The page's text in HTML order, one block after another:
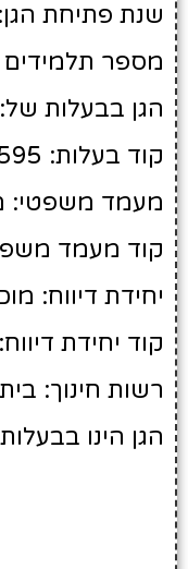
שנת פתיחת הגן: 2015
מספר תלמידים משוער:
הגן בבעלות
קוד בעלות: 2410595
מעמד משפטי:
קוד מעמד
יחידת דיווח:
קוד יחידת דיווח: 10
רשות חינוך:
הגן הינו